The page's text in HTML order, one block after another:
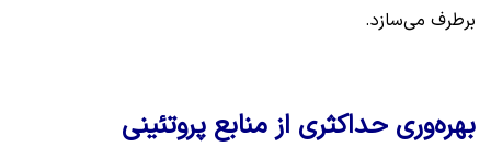
برطرف می‌سازد.
بهره‌وری حداکثری از منابع پروتئینی